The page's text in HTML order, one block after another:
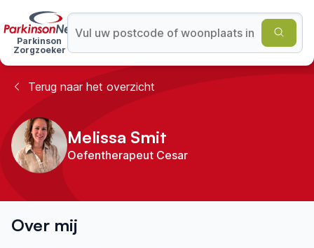
Parkinson
Zorgzoeker
Terug naar het overzicht
Melissa Smit
Oefentherapeut Cesar
Over mij